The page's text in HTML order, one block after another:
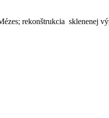
rekonštrukcia sklenenej